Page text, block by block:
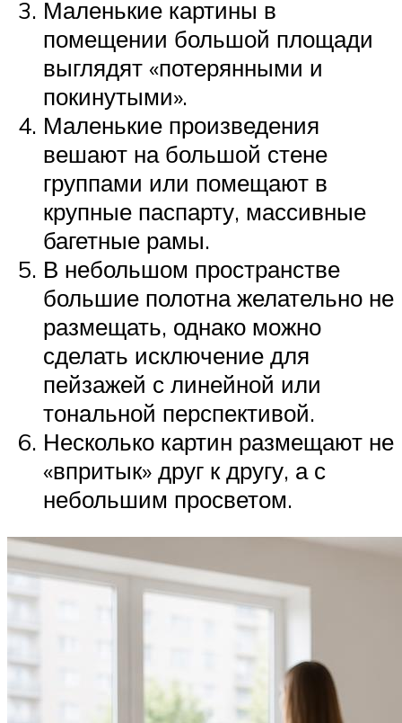
Маленькие картины в
помещении большой площади
выглядят «потерянными и
покинутыми».
Маленькие произведения
вешают на большой стене
группами или помещают в
крупные паспарту, массивные
багетные рамы.
В небольшом пространстве
большие полотна желательно не
размещать, однако можно
сделать исключение для
пейзажей с линейной или
тональной перспективой.
Несколько картин размещают не
«впритык» друг к другу, а с
небольшим просветом.